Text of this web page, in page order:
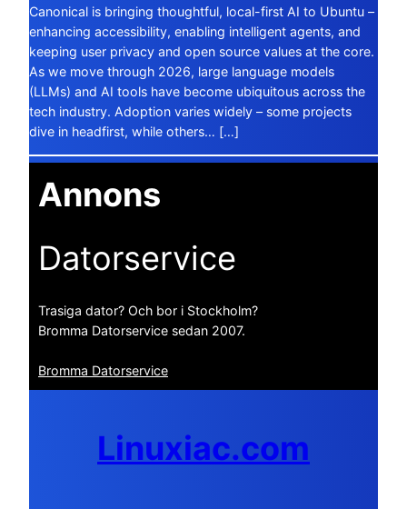
Canonical is bringing thoughtful, local-first AI to Ubuntu –
enhancing accessibility, enabling intelligent agents, and
keeping user privacy and open source values at the core.
As we move through 2026, large language models
(LLMs) and AI tools have become ubiquitous across the
tech industry. Adoption varies widely – some projects
dive in headfirst, while others… […]
Annons
Datorservice
Trasiga dator? Och bor i Stockholm?
Bromma Datorservice sedan 2007.
Bromma Datorservice
Linuxiac.com